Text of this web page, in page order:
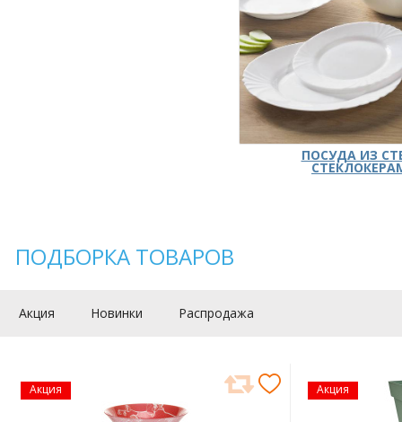
ПОСУДА ИЗ
ПОДБОРКА ТОВАРОВ
Акция Новинки Распродажа
Акция Акция